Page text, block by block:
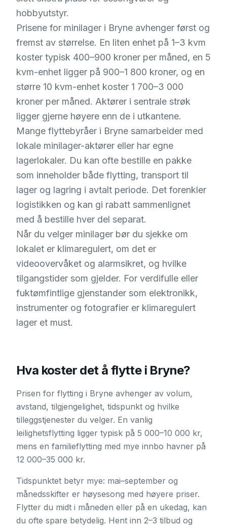
hobbyutstyr.
Prisene for minilager i Bryne avhenger først og
fremst av størrelse. En liten enhet på 1–3 kvm
koster typisk 400–900 kroner per måned, en 5
kvm-enhet ligger på 900–1 800 kroner, og en
større 10 kvm-enhet koster 1 700–3 000
kroner per måned. Aktører i sentrale strøk
ligger gjerne høyere enn de i utkantene.
Mange flyttebyråer i Bryne samarbeider med
lokale minilager-aktører eller har egne
lagerlokaler. Du kan ofte bestille en pakke
som inneholder både flytting, transport til
lager og lagring i avtalt periode. Det forenkler
logistikken og kan gi rabatt sammenlignet
med å bestille hver del separat.
Når du velger minilager bør du sjekke om
lokalet er klimaregulert, om det er
videoovervåket og alarmsikret, og hvilke
tilgangstider som gjelder. For verdifulle eller
fuktømfintlige gjenstander som elektronikk,
instrumenter og fotografier er klimaregulert
lager et must.
Hva koster det å flytte i Bryne?
Prisen for flytting i Bryne avhenger av volum,
avstand, tilgjengelighet, tidspunkt og hvilke
tilleggstjenester du velger. En vanlig
leilighetsflytting ligger typisk på 5 000–10 000 kr,
mens en familieflytting med mye innbo havner på
12 000–35 000 kr.
Tidspunktet betyr mye: mai–september og
månedsskifter er høysesong med høyere priser.
Flytter du midt i måneden eller på en ukedag, kan
du ofte spare betydelig. Hent inn 2–3 tilbud og